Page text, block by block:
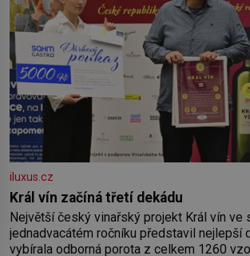
iluxus.cz
Král vín začíná třetí dekádu
Největší český vinařský projekt Král vín ve
jednadvacátém ročníku představil nejlepší
vybírala odborná porota z celkem 1260